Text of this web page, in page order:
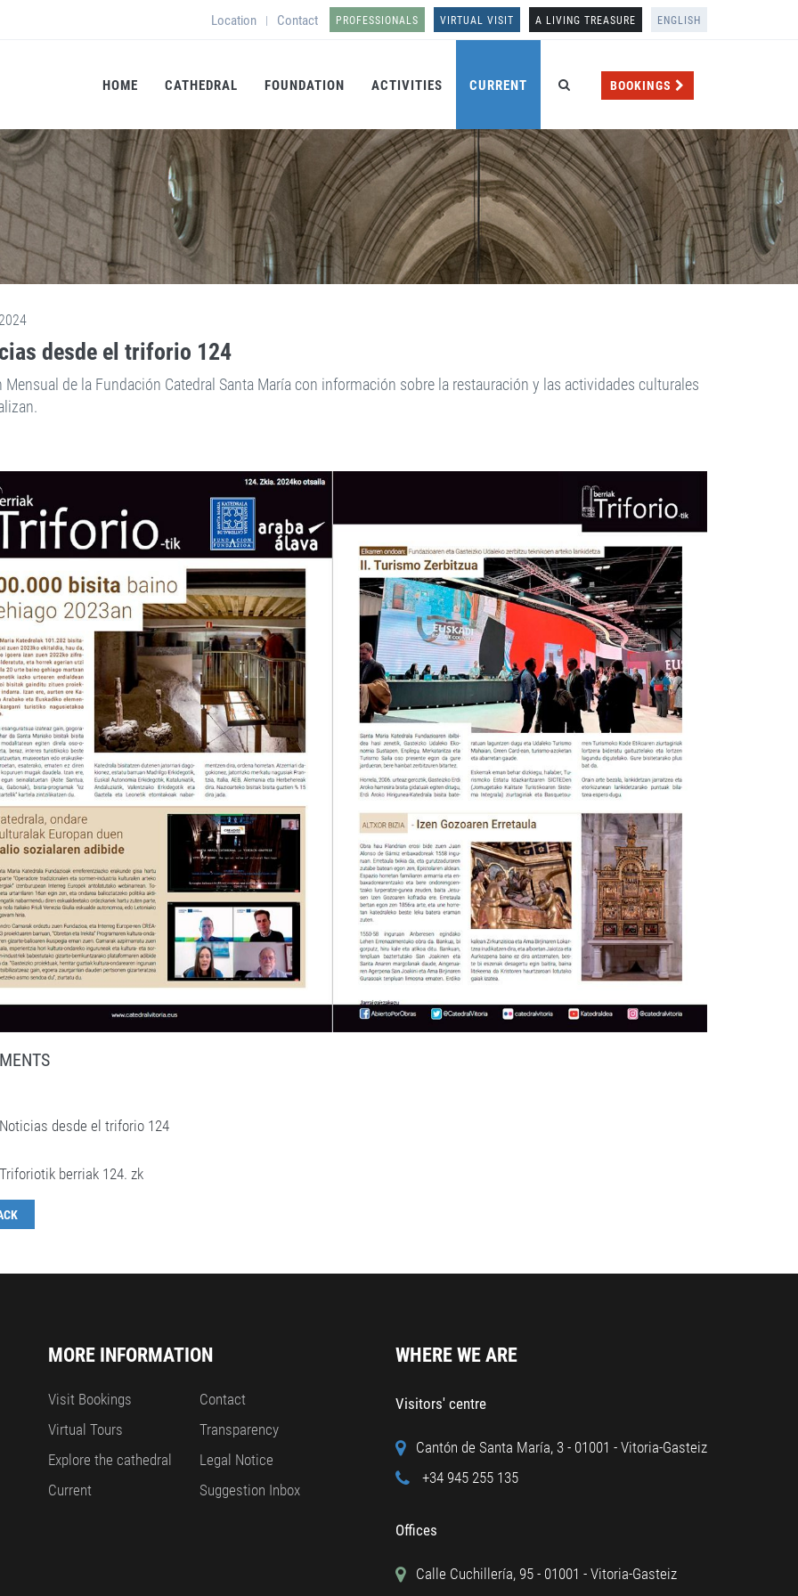
Location | Contact PROFESSIONALS VIRTUAL VISIT A LIVING TREASURE ENGLISH
HOME CATHEDRAL FOUNDATION ACTIVITIES CURRENT BOOKINGS
desde el triforio 124
Mensual de la Fundación Catedral Santa María con información sobre la restauración y las actividades culturales
desde el triforio 124
berriak 124. zk
MORE INFORMATION
Visit Bookings
Virtual Tours
Explore the cathedral
Current
Contact
Transparency
Legal Notice
Suggestion Inbox
WHERE WE ARE
Visitors' centre
Cantón de Santa María, 3 - 01001 - Vitoria-Gasteiz
+34 945 255 135
Offices
Calle Cuchillería, 95 - 01001 - Vitoria-Gasteiz